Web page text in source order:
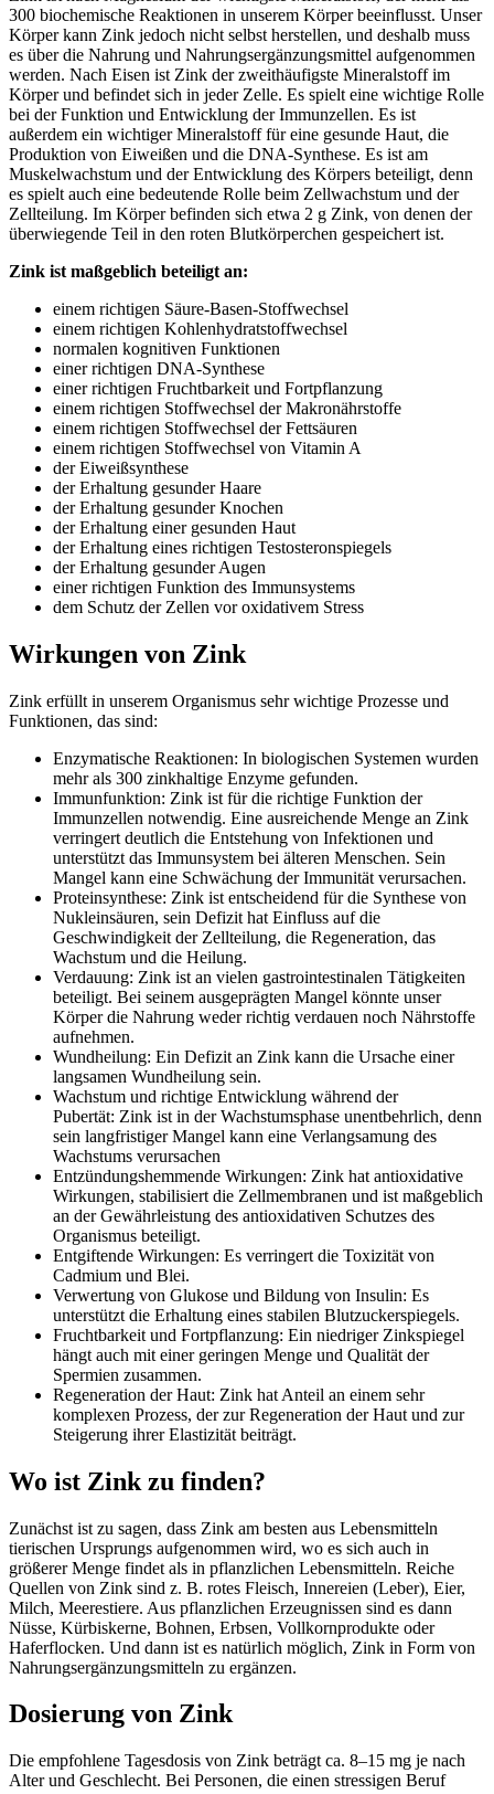
300 biochemische Reaktionen in unserem Körper beeinflusst. Unser
Körper kann Zink jedoch nicht selbst herstellen, und deshalb muss
es über die Nahrung und Nahrungsergänzungsmittel aufgenommen
werden. Nach Eisen ist Zink der zweithäufigste Mineralstoff im
Körper und befindet sich in jeder Zelle. Es spielt eine wichtige Rolle
bei der Funktion und Entwicklung der Immunzellen. Es ist
außerdem ein wichtiger Mineralstoff für eine gesunde Haut, die
Produktion von Eiweißen und die DNA-Synthese. Es ist am
Muskelwachstum und der Entwicklung des Körpers beteiligt, denn
es spielt auch eine bedeutende Rolle beim Zellwachstum und der
Zellteilung. Im Körper befinden sich etwa 2 g Zink, von denen der
überwiegende Teil in den roten Blutkörperchen gespeichert ist.
Zink ist maßgeblich beteiligt an:
einem richtigen Säure-Basen-Stoffwechsel
einem richtigen Kohlenhydratstoffwechsel
normalen kognitiven Funktionen
einer richtigen DNA-Synthese
einer richtigen Fruchtbarkeit und Fortpflanzung
einem richtigen Stoffwechsel der Makronährstoffe
einem richtigen Stoffwechsel der Fettsäuren
einem richtigen Stoffwechsel von Vitamin A
der Eiweißsynthese
der Erhaltung gesunder Haare
der Erhaltung gesunder Knochen
der Erhaltung einer gesunden Haut
der Erhaltung eines richtigen Testosteronspiegels
der Erhaltung gesunder Augen
einer richtigen Funktion des Immunsystems
dem Schutz der Zellen vor oxidativem Stress
Wirkungen von Zink
Zink erfüllt in unserem Organismus sehr wichtige Prozesse und
Funktionen, das sind:
Enzymatische Reaktionen: In biologischen Systemen wurden
mehr als 300 zinkhaltige Enzyme gefunden.
Immunfunktion: Zink ist für die richtige Funktion der
Immunzellen notwendig. Eine ausreichende Menge an Zink
verringert deutlich die Entstehung von Infektionen und
unterstützt das Immunsystem bei älteren Menschen. Sein
Mangel kann eine Schwächung der Immunität verursachen.
Proteinsynthese: Zink ist entscheidend für die Synthese von
Nukleinsäuren, sein Defizit hat Einfluss auf die
Geschwindigkeit der Zellteilung, die Regeneration, das
Wachstum und die Heilung.
Verdauung: Zink ist an vielen gastrointestinalen Tätigkeiten
beteiligt. Bei seinem ausgeprägten Mangel könnte unser
Körper die Nahrung weder richtig verdauen noch Nährstoffe
aufnehmen.
Wundheilung: Ein Defizit an Zink kann die Ursache einer
langsamen Wundheilung sein.
Wachstum und richtige Entwicklung während der
Pubertät: Zink ist in der Wachstumsphase unentbehrlich, denn
sein langfristiger Mangel kann eine Verlangsamung des
Wachstums verursachen
Entzündungshemmende Wirkungen: Zink hat antioxidative
Wirkungen, stabilisiert die Zellmembranen und ist maßgeblich
an der Gewährleistung des antioxidativen Schutzes des
Organismus beteiligt.
Entgiftende Wirkungen: Es verringert die Toxizität von
Cadmium und Blei.
Verwertung von Glukose und Bildung von Insulin: Es
unterstützt die Erhaltung eines stabilen Blutzuckerspiegels.
Fruchtbarkeit und Fortpflanzung: Ein niedriger Zinkspiegel
hängt auch mit einer geringen Menge und Qualität der
Spermien zusammen.
Regeneration der Haut: Zink hat Anteil an einem sehr
komplexen Prozess, der zur Regeneration der Haut und zur
Steigerung ihrer Elastizität beiträgt.
Wo ist Zink zu finden?
Zunächst ist zu sagen, dass Zink am besten aus Lebensmitteln
tierischen Ursprungs aufgenommen wird, wo es sich auch in
größerer Menge findet als in pflanzlichen Lebensmitteln. Reiche
Quellen von Zink sind z. B. rotes Fleisch, Innereien (Leber), Eier,
Milch, Meerestiere. Aus pflanzlichen Erzeugnissen sind es dann
Nüsse, Kürbiskerne, Bohnen, Erbsen, Vollkornprodukte oder
Haferflocken. Und dann ist es natürlich möglich, Zink in Form von
Nahrungsergänzungsmitteln zu ergänzen.
Dosierung von Zink
Die empfohlene Tagesdosis von Zink beträgt ca. 8–15 mg je nach
Alter und Geschlecht. Bei Personen, die einen stressigen Beruf